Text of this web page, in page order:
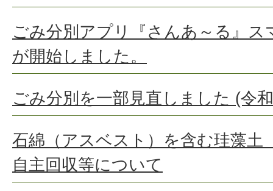
ごみ分別アプリ『さんあ～る』ス
が開始しました。
ごみ分別を一部見直しました (令
石綿（アスベスト）を含む珪藻土
自主回収等について